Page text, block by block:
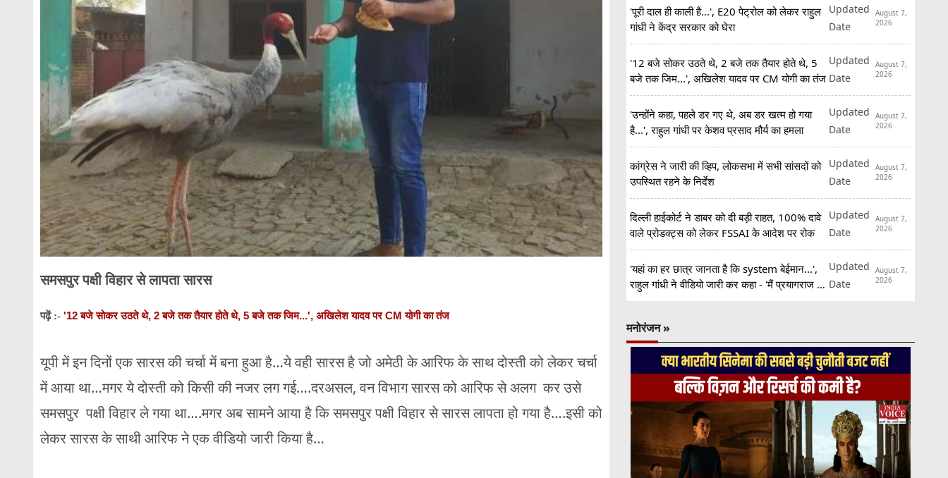
समसपुर पक्षी विहार से लापता सारस
पढ़ें :- '12 बजे सोकर उठते थे, 2 बजे तक तैयार होते थे, 5 बजे तक जिम...', अखिलेश यादव पर CM योगी का तंज
यूपी में इन दिनों एक सारस की चर्चा में बना हुआ है…ये वही सारस है जो अमेठी के आरिफ के साथ दोस्ती को लेकर चर्चा
में आया था…मगर ये दोस्ती को किसी की नजर लग गई….दरअसल, वन विभाग सारस को आरिफ से अलग कर उसे
समसपुर पक्षी विहार ले गया था….मगर अब सामने आया है कि समसपुर पक्षी विहार से सारस लापता हो गया है….इसी को
लेकर सारस के साथी आरिफ ने एक वीडियो जारी किया है…
'पूरी दाल ही काली है...', E20 पेट्रोल को लेकर राहुल
गांधी ने केंद्र सरकार को घेरा
Updated
Date
August 7,
2026
'12 बजे सोकर उठते थे, 2 बजे तक तैयार होते थे, 5
बजे तक जिम...', अखिलेश यादव पर CM योगी का तंज
Updated
Date
August 7,
2026
'उन्होंने कहा, पहले डर गए थे, अब डर खत्म हो गया
है...', राहुल गांधी पर केशव प्रसाद मौर्य का हमला
Updated
Date
August 7,
2026
कांग्रेस ने जारी की व्हिप, लोकसभा में सभी सांसदों को
उपस्थित रहने के निर्देश
Updated
Date
August 7,
2026
दिल्ली हाईकोर्ट ने डाबर को दी बड़ी राहत, 100% दावे
वाले प्रोडक्ट्स को लेकर FSSAI के आदेश पर रोक
Updated
Date
August 7,
2026
'यहां का हर छात्र जानता है कि system बेईमान...',
राहुल गांधी ने वीडियो जारी कर कहा - 'मैं प्रयागराज आ
Updated
Date
August 7,
2026
मनोरंजन »